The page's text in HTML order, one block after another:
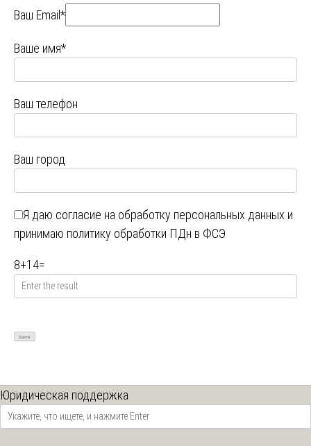
Ваш Email*
Ваше имя*
Ваш телефон
Ваш город
Я даю согласие на обработку персональных данных и
принимаю политику обработки ПДн в ФСЭ
8+14=
Юридическая поддержка